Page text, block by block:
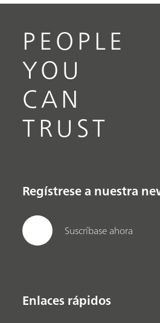
PEOPLE
YOU
CAN
TRUST
Regístrese a nuestra
Suscríbase ahora
Enlaces rápidos